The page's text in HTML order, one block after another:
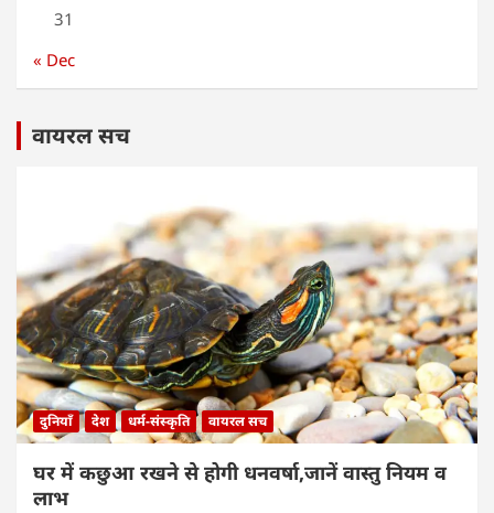
31
« Dec
वायरल सच
दुनियाँ देश धर्म-संस्कृति वायरल सच
घर में कछुआ रखने से होगी धनवर्षा,जानें वास्तु नियम व
लाभ